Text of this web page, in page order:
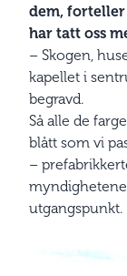
dem, forteller
har tatt oss
– Skogen,
kapellet i
begravd.
Så alle de
blått som vi
–
utgangspunkt.